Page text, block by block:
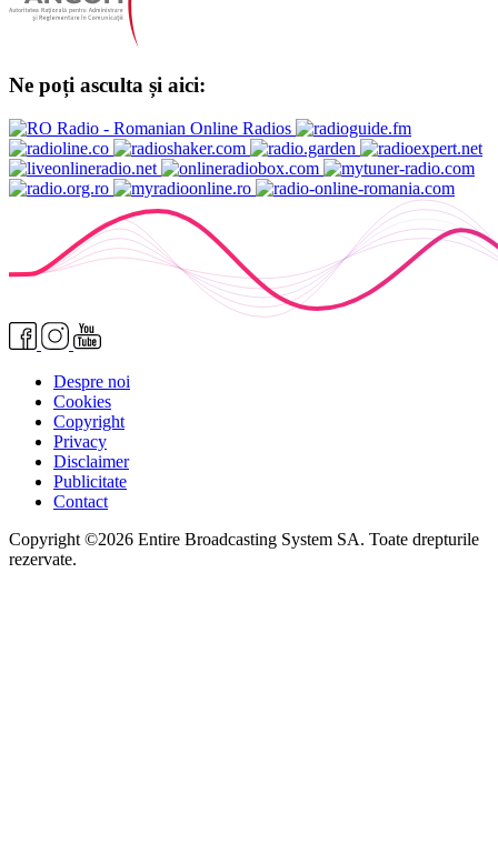
Ne poți asculta și aici:
Despre noi
Cookies
Copyright
Privacy
Disclaimer
Publicitate
Contact
Copyright ©2026 Entire Broadcasting System SA. Toate drepturile
rezervate.